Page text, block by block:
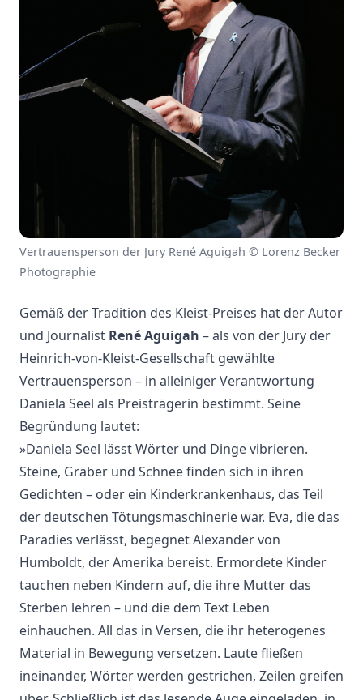
Vertrauensperson der Jury René Aguigah © Lorenz Becker
Photographie
Gemäß der Tradition des Kleist-Preises hat der Autor
und Journalist René Aguigah – als von der Jury der
Heinrich-von-Kleist-Gesellschaft gewählte
Vertrauensperson – in alleiniger Verantwortung
Daniela Seel als Preisträgerin bestimmt. Seine
Begründung lautet:
»Daniela Seel lässt Wörter und Dinge vibrieren.
Steine, Gräber und Schnee finden sich in ihren
Gedichten – oder ein Kinderkrankenhaus, das Teil
der deutschen Tötungsmaschinerie war. Eva, die das
Paradies verlässt, begegnet Alexander von
Humboldt, der Amerika bereist. Ermordete Kinder
tauchen neben Kindern auf, die ihre Mutter das
Sterben lehren – und die dem Text Leben
einhauchen. All das in Versen, die ihr heterogenes
Material in Bewegung versetzen. Laute fließen
ineinander, Wörter werden gestrichen, Zeilen greifen